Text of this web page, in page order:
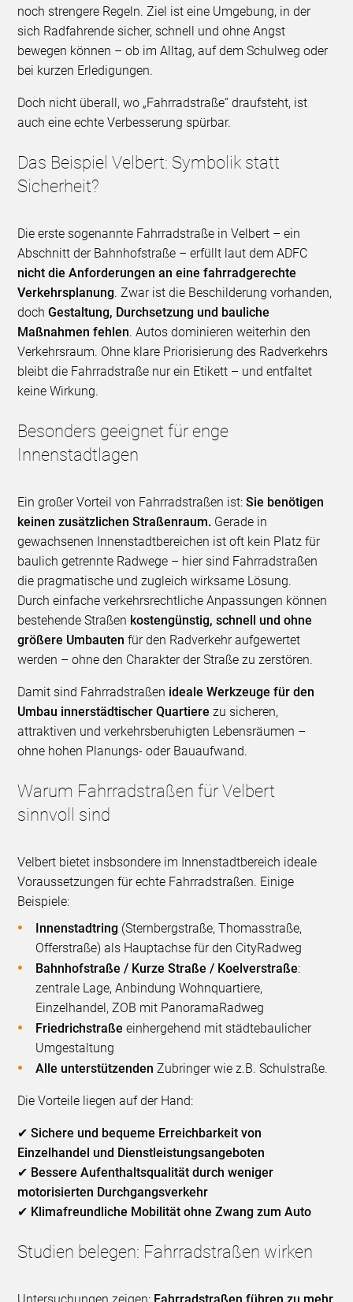
noch strengere Regeln. Ziel ist eine Umgebung, in der
sich Radfahrende sicher, schnell und ohne Angst
bewegen können – ob im Alltag, auf dem Schulweg oder
bei kurzen Erledigungen.
Doch nicht überall, wo „Fahrradstraße“ draufsteht, ist
auch eine echte Verbesserung spürbar.
Das Beispiel Velbert: Symbolik statt
Sicherheit?
Die erste sogenannte Fahrradstraße in Velbert – ein
Abschnitt der Bahnhofstraße – erfüllt laut dem ADFC
nicht die Anforderungen an eine fahrradgerechte
Verkehrsplanung. Zwar ist die Beschilderung vorhanden,
dochGestaltung, Durchsetzung und bauliche
Maßnahmen fehlen. Autos dominieren weiterhin den
Verkehrsraum. Ohne klare Priorisierung des Radverkehrs
bleibt die Fahrradstraße nur ein Etikett – und entfaltet
keine Wirkung.
Besonders geeignet für enge
Innenstadtlagen
Ein großer Vorteil von Fahrradstraßen ist:Sie benötigen
keinen zusätzlichen Straßenraum. Gerade in
gewachsenen Innenstadtbereichen ist oft kein Platz für
baulich getrennte Radwege – hier sind Fahrradstraßen
die pragmatische und zugleich wirksame Lösung.
Durch einfache verkehrsrechtliche Anpassungen können
bestehende Straßen kostengünstig, schnell und ohne
größere Umbauten für den Radverkehr aufgewertet
werden – ohne den Charakter der Straße zu zerstören.
Damit sind Fahrradstraßen ideale Werkzeuge für den
Umbau innerstädtischer Quartiere zu sicheren,
attraktiven und verkehrsberuhigten Lebensräumen –
ohne hohen Planungs- oder Bauaufwand.
Warum Fahrradstraßen für Velbert
sinnvoll sind
Velbert bietet insbsondere im Innenstadtbereich ideale
Voraussetzungen für echte Fahrradstraßen. Einige
Beispiele:
Innenstadtring (Sternbergstraße, Thomasstraße,
Offerstraße) als Hauptachse für den CityRadweg
Bahnhofstraße / Kurze Straße / Koelverstraße:
zentrale Lage, Anbindung Wohnquartiere,
Einzelhandel, ZOB mit PanoramaRadweg
Friedrichstraßeeinhergehend mit städtebaulicher
Umgestaltung
Alle unterstützenden Zubringer wie z.B. Schulstraße.
Die Vorteile liegen auf der Hand:
✔Sichere und bequeme Erreichbarkeit von
Einzelhandel und Dienstleistungsangeboten
✔ Bessere Aufenthaltsqualität durch weniger
motorisierten Durchgangsverkehr
✔ Klimafreundliche Mobilität ohne Zwang zum Auto
Studien belegen: Fahrradstraßen wirken